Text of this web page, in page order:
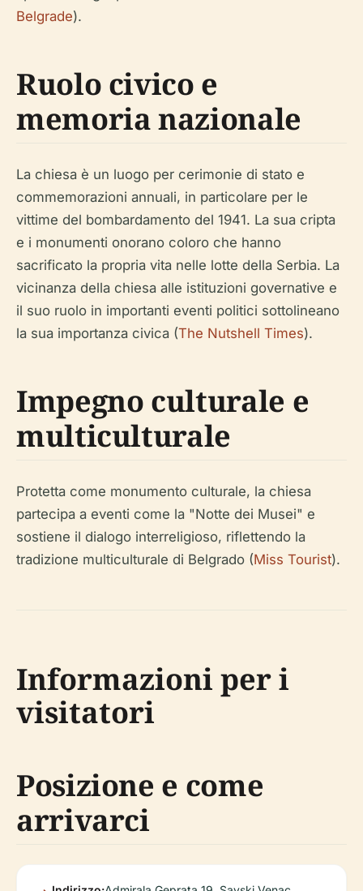
Belgrade).
Ruolo civico e
memoria nazionale
La chiesa è un luogo per cerimonie di stato e
commemorazioni annuali, in particolare per le
vittime del bombardamento del 1941. La sua cripta
e i monumenti onorano coloro che hanno
sacrificato la propria vita nelle lotte della Serbia. La
vicinanza della chiesa alle istituzioni governative e
il suo ruolo in importanti eventi politici sottolineano
la sua importanza civica (The Nutshell Times).
Impegno culturale e
multiculturale
Protetta come monumento culturale, la chiesa
partecipa a eventi come la "Notte dei Musei" e
sostiene il dialogo interreligioso, riflettendo la
tradizione multiculturale di Belgrado (Miss Tourist).
Informazioni per i
visitatori
Posizione e come
arrivarci